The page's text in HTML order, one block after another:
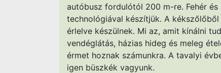
autóbusz fordulótól 200 m-re. Fehér
technológiával készítjük. A
érlelve készülnek. Mi az, amit kínálni
vendéglátás, házias hideg és meleg
érmet hoznak számunkra. A tavalyi
igen büszkék vagyunk.